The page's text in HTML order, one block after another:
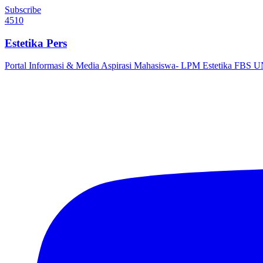
Subscribe
4510
Estetika Pers
Portal Informasi & Media Aspirasi Mahasiswa- LPM Estetika FBS